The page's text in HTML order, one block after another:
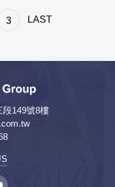
3 LAST
149號8樓